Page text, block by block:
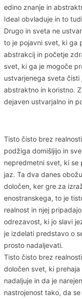
edino znanje in
Ideal obvladuje in to
Drugo in sveta ne
to je pojavni svet, ki ga
abstrakcij in početje
svet, ki ga je mogoče
ustvarjenega sveta
abstraktno in koristno.
dejaven ustvarjalno in
Tisto čisto brez
podžiga domišljijo in
nepredmetni svet, ki se
jaz. Ta dva danes
določen, ker gre za
enostranskega, to je
realnost in njej
odrezavost, ki jo slavi
je izdelati predstavo o
prosto nadaljevati.
Tisto čisto brez
določen svet, ki
nadaljuje in da je
nastrojenost tako, da